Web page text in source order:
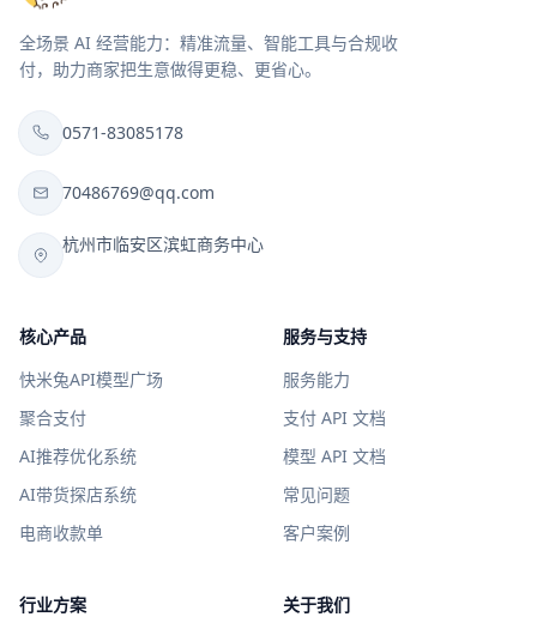
全场景 AI 经营能力：精准流量、智能工具与合规收
付，助力商家把生意做得更稳、更省心。
0571-83085178
70486769@qq.com
杭州市临安区滨虹商务中心
核心产品
快米兔API模型广场
聚合支付
AI推荐优化系统
AI带货探店系统
电商收款单
服务与支持
服务能力
支付 API 文档
模型 API 文档
常见问题
客户案例
行业方案 关于我们